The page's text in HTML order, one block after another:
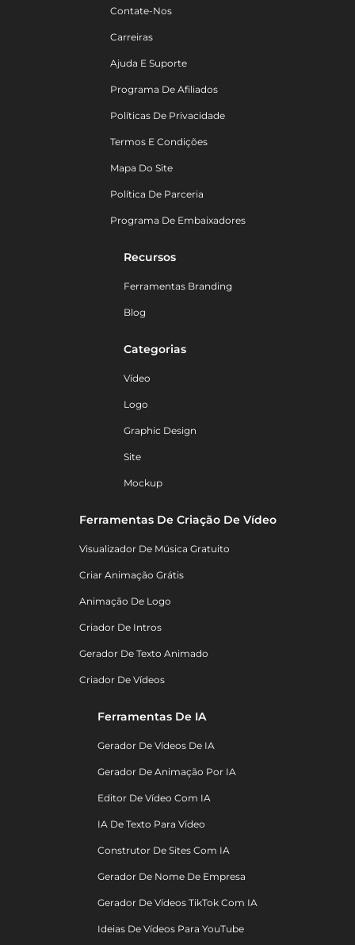
Contate-Nos
Carreiras
Ajuda E Suporte
Programa De Afiliados
Políticas De Privacidade
Termos E Condições
Mapa Do Site
Política De Parceria
Programa De Embaixadores
Recursos
Ferramentas Branding
Blog
Categorias
Vídeo
Logo
Graphic Design
Site
Mockup
Ferramentas De Criação De Vídeo
Visualizador De Música Gratuito
Criar Animação Grátis
Animação De Logo
Criador De Intros
Gerador De Texto Animado
Criador De Vídeos
Ferramentas De IA
Gerador De Vídeos De IA
Gerador De Animação Por IA
Editor De Vídeo Com IA
IA De Texto Para Vídeo
Construtor De Sites Com IA
Gerador De Nome De Empresa
Gerador De Vídeos TikTok Com IA
Ideias De Vídeos Para YouTube